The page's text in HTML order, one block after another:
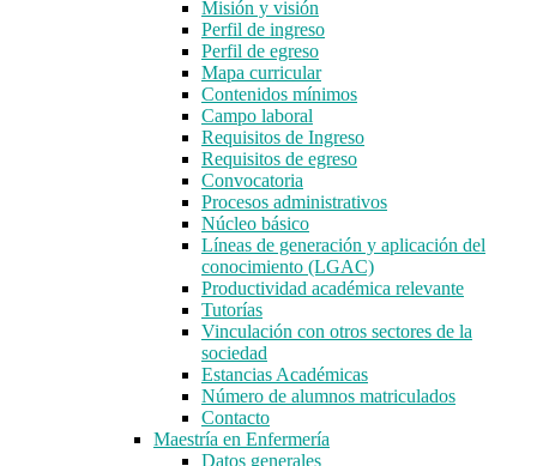
Misión y visión
Perfil de ingreso
Perfil de egreso
Mapa curricular
Contenidos mínimos
Campo laboral
Requisitos de Ingreso
Requisitos de egreso
Convocatoria
Procesos administrativos
Núcleo básico
Líneas de generación y aplicación del
conocimiento (LGAC)
Productividad académica relevante
Tutorías
Vinculación con otros sectores de la
sociedad
Estancias Académicas
Número de alumnos matriculados
Contacto
Maestría en Enfermería
Datos generales